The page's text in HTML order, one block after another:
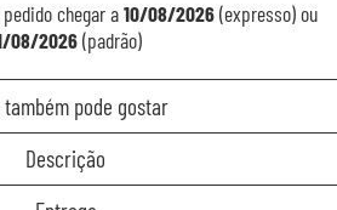
chegar a10/08/2026(expresso) ou
08/2026(padrão)
também pode gostar
Descrição